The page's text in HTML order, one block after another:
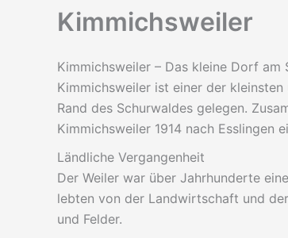
Kimmichsweiler
Kimmichsweiler – Das kleine Dorf am
Kimmichsweiler ist einer der
Rand des Schurwaldes gelegen.
Kimmichsweiler 1914 nach Esslingen
Ländliche Vergangenheit
Der Weiler war über Jahrhunderte
lebten von der Landwirtschaft und
und Felder.